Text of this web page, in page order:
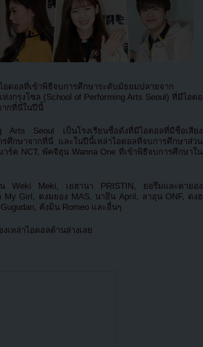
อดอลที่เข้าพิธีจบการศึกษาระดับมัธยมปลายจาก
งกรุงโซล (School of Performing Arts Seoul) ที่มีไอดอ
ากที่นี่ในปีนี้
Seoul เป็นโรงเรียนชื่อดังที่มีไอดอลที่มีชื่อเสียง
ศึกษาจากที่นี่ และในปีนี้เหล่าไอดอลที่จบการศึกษาส่วน
ร์ค NCT, พัคจีฮุน Wanna One ที่เข้าพิธีจบการศึกษาใน
Weki Meki, เยฮานา PRISTIN, ยอรึมและดายอง
My Girl, ดงมยอง MAS, นาอึน April, ลาอุน ONF, ดงฮ
คังมิน Romeo และอื่นๆ
เหล่าไอดอลด้านล่างเลย